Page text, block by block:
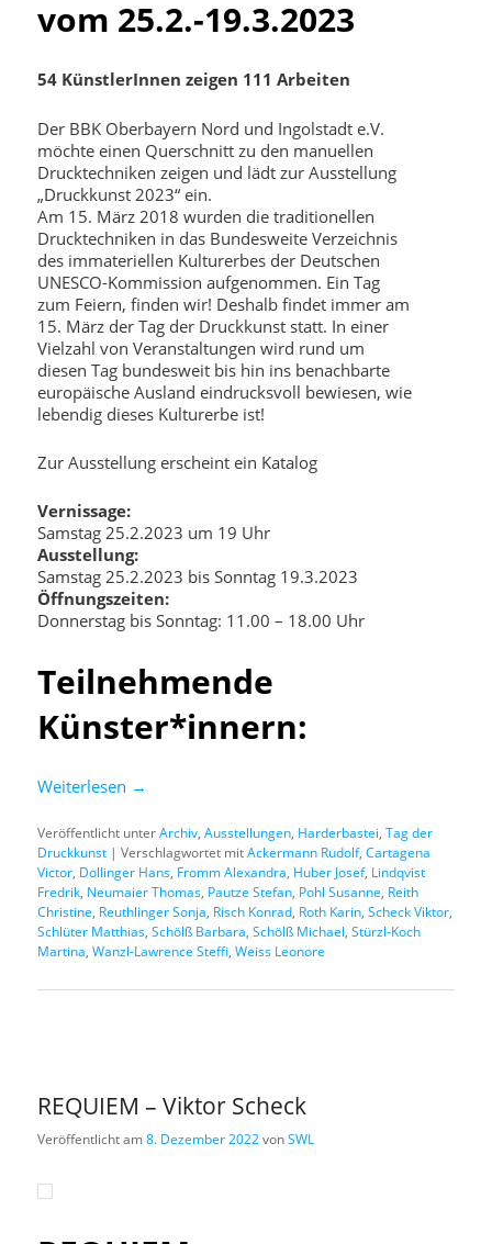
vom 25.2.-19.3.2023
54 KünstlerInnen zeigen 111 Arbeiten
Der BBK Oberbayern Nord und Ingolstadt e.V.
möchte einen Querschnitt zu den manuellen
Drucktechniken zeigen und lädt zur Ausstellung
„Druckkunst 2023“ ein.
Am 15. März 2018 wurden die traditionellen
Drucktechniken in das Bundesweite Verzeichnis
des immateriellen Kulturerbes der Deutschen
UNESCO-Kommission aufgenommen. Ein Tag
zum Feiern, finden wir! Deshalb findet immer am
15. März der Tag der Druckkunst statt. In einer
Vielzahl von Veranstaltungen wird rund um
diesen Tag bundesweit bis hin ins benachbarte
europäische Ausland eindrucksvoll bewiesen, wie
lebendig dieses Kulturerbe ist!
Zur Ausstellung erscheint ein Katalog
Vernissage:
Samstag 25.2.2023 um 19 Uhr
Ausstellung:
Samstag 25.2.2023 bis Sonntag 19.3.2023
Öffnungszeiten:
Donnerstag bis Sonntag: 11.00 – 18.00 Uhr
Teilnehmende
Künster*innern:
Weiterlesen →
Veröffentlicht unterArchiv,Ausstellungen, Harderbastei,Tag der
Druckkunst |Verschlagwortet mitAckermann Rudolf,Cartagena
Victor, Dollinger Hans, Fromm Alexandra, Huber Josef, Lindqvist
Fredrik, Neumaier Thomas, Pautze Stefan, Pohl Susanne, Reith
Christine, Reuthlinger Sonja, Risch Konrad, Roth Karin,Scheck Viktor,
Schlüter Matthias,Schölß Barbara,Schölß Michael,Stürzl-Koch
Martina,Wanzl-Lawrence Steffi,Weiss Leonore
REQUIEM – Viktor Scheck
Veröffentlicht am8. Dezember 2022vonSWL